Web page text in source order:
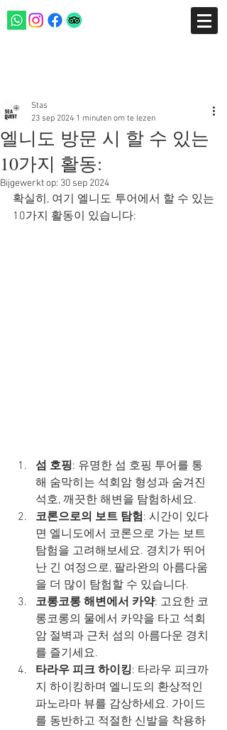
엘니도 방문 시 할 수 있는
10가지 활동:
Stas
23 sep 2024 1 minuten om te lezen
Bijgewerkt op: 30 sep 2024
확실히, 여기 엘니도 투어에서 할 수 있는
10가지 활동이 있습니다:
섬 호핑: 유명한 섬 호핑 투어를 통
해 숨막히는 석회암 형성과 숨겨진
석호, 깨끗한 해변을 탐험하세요.
코론으로의 보트 탐험 : 시간이 있다
면 엘니도에서 코론으로 가는 보트
탐험을 고려해보세요. 경치가 뛰어
난 긴 여정으로, 팔라완의 아름다움
을 더 많이 탐험할 수 있습니다.
코롱코롱 해변에서 카약: 고요한 코
롱코롱의 물에서 카약을 타고 석회
암 절벽과 근처 섬의 아름다운 경치
를 즐기세요.
타라우 피크 하이킹: 타라우 피크까
지 하이킹하며 엘니도의 환상적인
파노라마 뷰를 감상하세요. 가이드
를 동반하고 적절한 신발을 착용하